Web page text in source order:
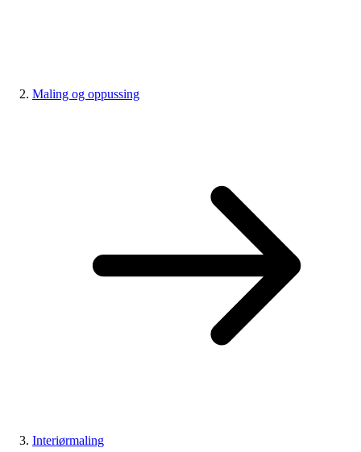
Maling og oppussing
Interiørmaling